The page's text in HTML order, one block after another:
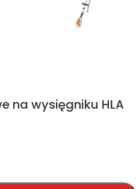
na wysięgniku HLA